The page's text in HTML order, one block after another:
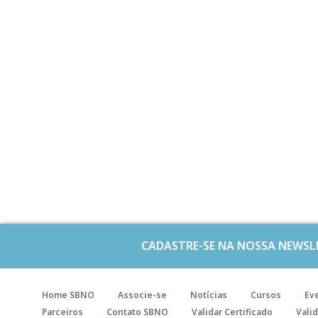
CADASTRE-SE NA NOSSA
Home SBNO Associe-se Notícias Cursos
Parceiros
Contato SBNO Validar Certificado